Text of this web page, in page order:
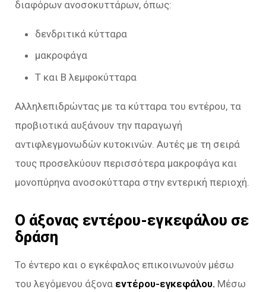
διαφόρων ανοσοκυττάρων, όπως:
δενδριτικά κύτταρα
μακροφάγα
Τ και Β λεμφοκύτταρα
Αλληλεπιδρώντας με τα κύτταρα του εντέρου, τα
προβιοτικά αυξάνουν την παραγωγή
αντιφλεγμονωδών κυτοκινών. Αυτές με τη σειρά
τους προσελκύουν περισσότερα μακροφάγα και
μονοπύρηνα ανοσοκύτταρα στην εντερική περιοχή.
Ο άξονας εντέρου-εγκεφάλου σε
δράση
Το έντερο και ο εγκέφαλος επικοινωνούν μέσω
του λεγόμενου άξονα εντέρου-εγκεφάλου. Μέσω